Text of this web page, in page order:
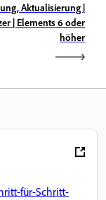
Aktualisierung |
| Elements 6 oder
höher
für-Schritt-